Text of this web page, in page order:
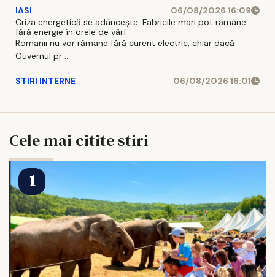
IASI
06/08/2026 16:09
Criza energetică se adâncește. Fabricile mari pot rămâne
fără energie în orele de vârf
Romanii nu vor rămane fără curent electric, chiar dacă
Guvernul pr ...
STIRI INTERNE 06/08/2026 16:01
Cele mai citite stiri